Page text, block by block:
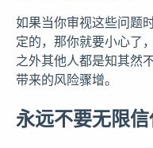
如果当你审视这些问题
定的，那你就要小心了
之外其他人都是知其然
带来的风险骤增。
永远不要无限